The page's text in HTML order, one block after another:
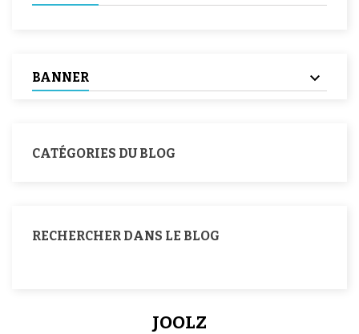
BANNER
CATÉGORIES DU BLOG
RECHERCHER DANS LE BLOG
JOOLZ